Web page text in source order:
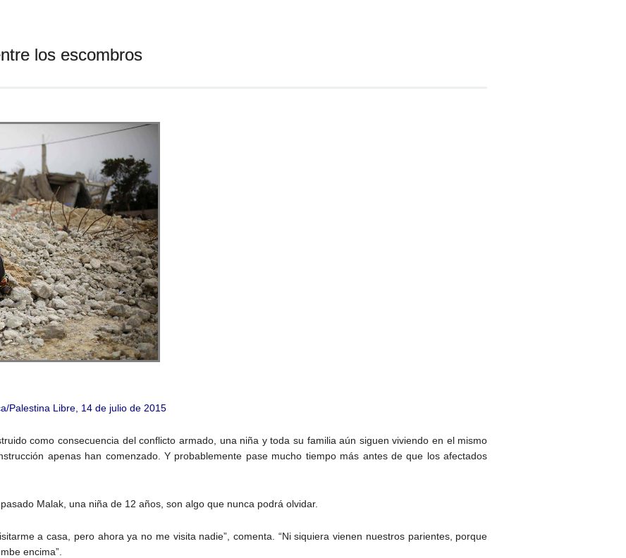
los escombros
Palestina Libre, 14 de julio de 2015
como consecuencia del conflicto armado, una niña y toda su familia aún siguen viviendo en el mismo
apenas han comenzado. Y probablemente pase mucho tiempo más antes de que los afectados
Malak, una niña de 12 años, son algo que nunca podrá olvidar.
a casa, pero ahora ya no me visita nadie”, comenta. “Ni siquiera vienen nuestros parientes, porque
encima”.